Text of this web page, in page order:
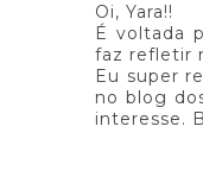
Oi, Yara!!
É voltada
faz refletir
Eu super
no blog
interesse.